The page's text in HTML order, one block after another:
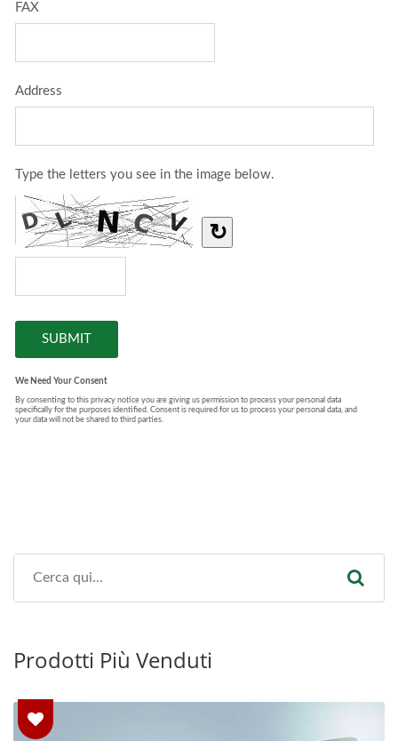
Prodotti Più Venduti